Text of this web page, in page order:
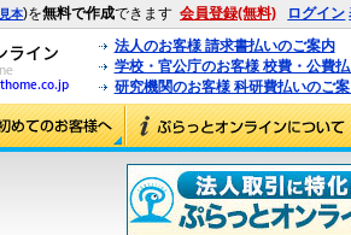
見本)を無料で作成できます 会員登録(無料) ログイン
法人のお客様 請求書払いのご案内
学校・官公庁のお客様 校費・公費
研究機関のお客様 科研費払いのご